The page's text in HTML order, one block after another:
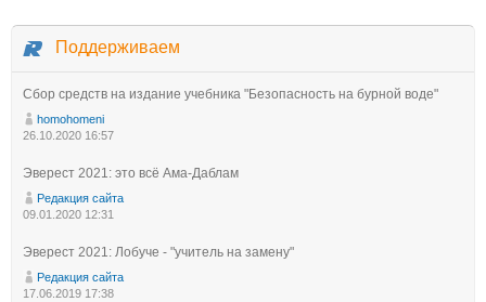
Поддерживаем
Сбор средств на издание учебника "Безопасность на бурной воде"
homohomeni
26.10.2020 16:57
Эверест 2021: это всё Ама-Даблам
Редакция сайта
09.01.2020 12:31
Эверест 2021: Лобуче - "учитель на замену"
Редакция сайта
17.06.2019 17:38